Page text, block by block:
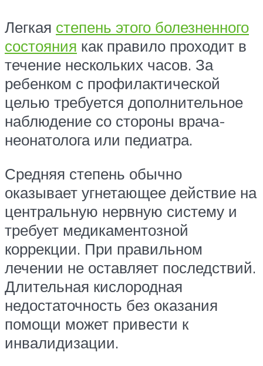
Легкая степень этого болезненного
состояния как правило проходит в
течение нескольких часов. За
ребенком с профилактической
целью требуется дополнительное
наблюдение со стороны врача-
неонатолога или педиатра.
Средняя степень обычно
оказывает угнетающее действие на
центральную нервную систему и
требует медикаментозной
коррекции. При правильном
лечении не оставляет последствий.
Длительная кислородная
недостаточность без оказания
помощи может привести к
инвалидизации.